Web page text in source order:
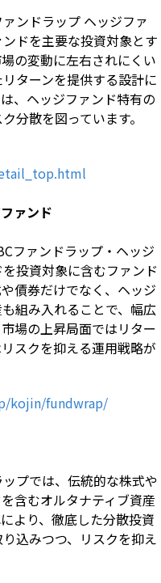
ンドラップ ヘッジファ
ドを主要な投資対象とす
の変動に左右されにくい
ターンを提供する設計に
、ヘッジファンド特有の
分散を図っています。
ァンド
ファンドラップ・ヘッジ
投資対象に含むファンド
債券だけでなく、ヘッジ
組み入れることで、幅広
場の上昇局面ではリター
スクを抑える運用戦略が
kojin/fundwrap/
プでは、伝統的な株式や
含むオルタナティブ資産
より、徹底した分散投資
込みつつ、リスクを抑え